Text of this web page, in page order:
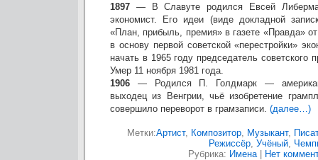
1897 — В Славуте родился Евсей
экономист. Его идеи (виде докладной
«План, прибыль, премия» в газете «Правда»
в основу первой советской «перестройки»
начать в 1965 году председатель советского
Умер 11 ноября 1981 года.
1906 — Родился П. Голдмарк —
выходец из Венгрии, чьё изобретение
совершило переворот в грамзаписи. (далее…)
Метки:Артист, Композитор, Музыкант,
Режиссёр, Учёный,
Рубрика: Имена| Нет